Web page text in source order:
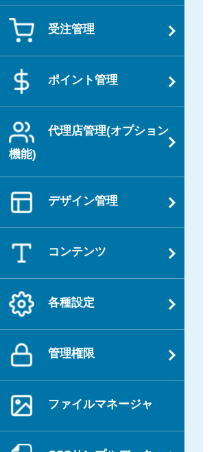
受注管理
ポイント管理
代理店管理(オプション
機能)
デザイン管理
コンテンツ
各種設定
管理権限
ファイルマネージャ